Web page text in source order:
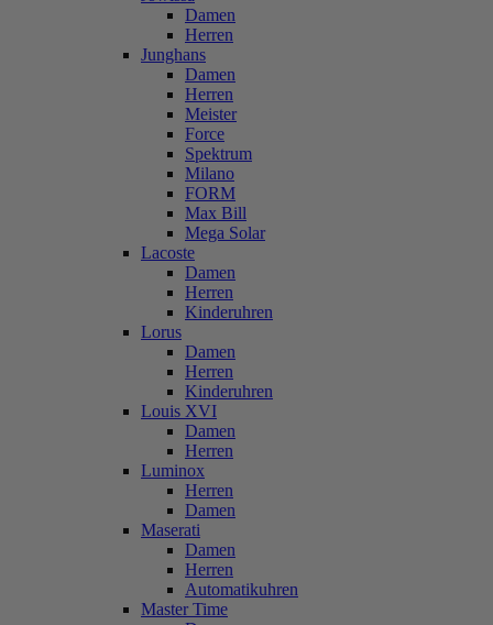
Damen
Herren
Junghans
Damen
Herren
Meister
Force
Spektrum
Milano
FORM
Max Bill
Mega Solar
Lacoste
Damen
Herren
Kinderuhren
Lorus
Damen
Herren
Kinderuhren
Louis XVI
Damen
Herren
Luminox
Herren
Damen
Maserati
Damen
Herren
Automatikuhren
Master Time